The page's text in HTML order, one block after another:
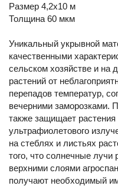
Размер 4,2x10 м
Толщина 60 мкм
Уникальный укрывной
качественными
сельском хозяйстве и на
растений от
перепадов температур,
вечерними заморозками.
также защищает растения
ультрафиолетового
на стеблях и листьях
того, что солнечные лучи
верхними слоями
получают необходимый